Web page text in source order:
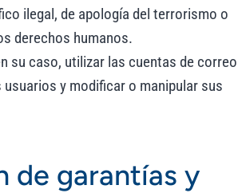
ilegal, de apología del terrorismo o
derechos humanos.
su caso, utilizar las cuentas de correo
y modificar o manipular sus
de garantías y